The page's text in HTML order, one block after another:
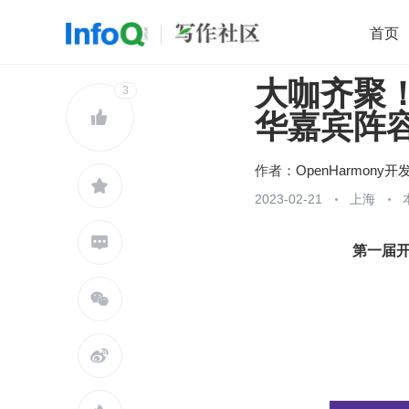
首页
移动开发 开源 架构
前端 团队管理

3




大咖齐聚
华嘉宾阵
作者： OpenHarmony开
2023-02-21 上海
第一届